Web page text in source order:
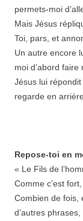
permets-moi
Mais Jésus
Toi, pars, et
Un autre encore
moi d’abord
Jésus lui
regarde en
Repose-toi en
« Le Fils de
Comme c’est
Combien de fois,
d’autres